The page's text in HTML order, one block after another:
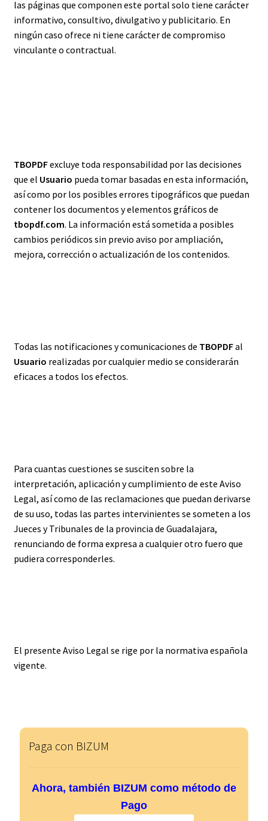
las páginas que componen este portal solo tiene carácter
informativo, consultivo, divulgativo y publicitario. En
ningún caso ofrece ni tiene carácter de compromiso
vinculante o contractual.
TBOPDFexcluye toda responsabilidad por las decisiones
que el Usuario pueda tomar basadas en esta información,
así como por los posibles errores tipográficos que puedan
contener los documentos y elementos gráficos de
tbopdf.com. La información está sometida a posibles
cambios periódicos sin previo aviso por ampliación,
mejora, corrección o actualización de los contenidos.
Todas las notificaciones y comunicaciones de TBOPDFal
Usuario realizadas por cualquier medio se considerarán
eficaces a todos los efectos.
Para cuantas cuestiones se susciten sobre la
interpretación, aplicación y cumplimiento de este Aviso
Legal, así como de las reclamaciones que puedan derivarse
de su uso, todas las partes intervinientes se someten a los
Jueces y Tribunales de la provincia de Guadalajara,
renunciando de forma expresa a cualquier otro fuero que
pudiera corresponderles.
El presente Aviso Legal se rige por la normativa española
vigente.
Paga con BIZUM
Ahora, también BIZUM como método de
Pago